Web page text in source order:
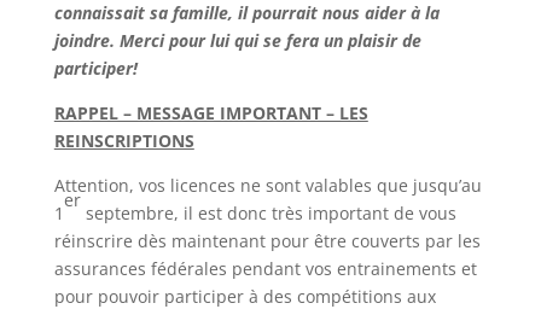
connaissait sa famille, il pourrait nous aider à la
joindre. Merci pour lui qui se fera un plaisir de
participer!
RAPPEL – MESSAGE IMPORTANT – LES
REINSCRIPTIONS
Attention, vos licences ne sont valables que jusqu’au
1
er
septembre, il est donc très important de vous
réinscrire dès maintenant pour être couverts par les
assurances fédérales pendant vos entrainements et
pour pouvoir participer à des compétitions aux